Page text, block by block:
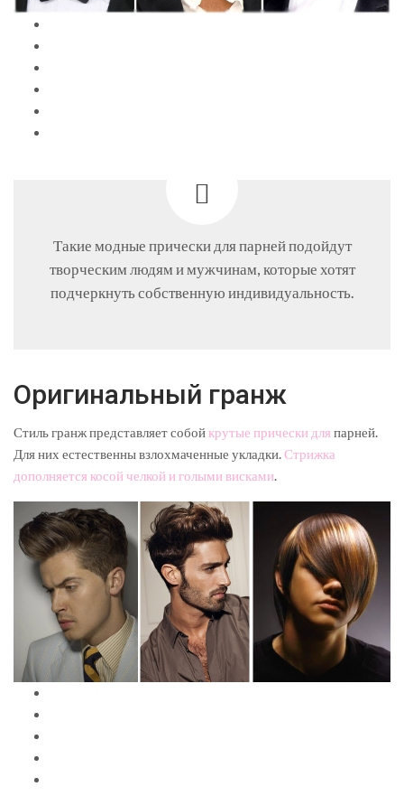
Такие модные прически для парней подойдут
творческим людям и мужчинам, которые хотят
подчеркнуть собственную индивидуальность.
Оригинальный гранж
Стиль гранж представляет собойкрутые прически для парней.
Для них естественны взлохмаченные укладки.Стрижка
дополняется косой челкой и голыми висками.